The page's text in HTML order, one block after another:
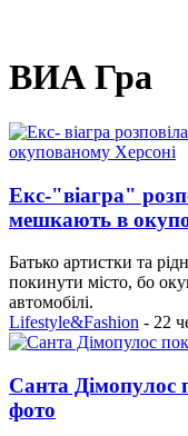
ВИА Гра
Екс-"віагра"
мешкають в
Батько артистки та
покинути місто, бо
автомобілі.
Lifestyle&Fashion - 22
Санта Дімопулос
фото